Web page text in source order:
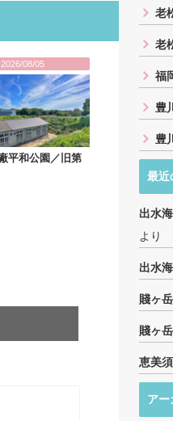
2026/08/05
平和公園／旧第
老
老
福
豊
豊
最近
出水
より
出水
賤ヶ
賤ヶ
恵美
アー